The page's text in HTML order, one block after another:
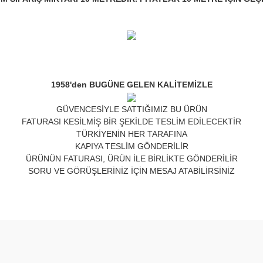
1958'den BUGÜNE GELEN KALİTEMİZLE
GÜVENCESİYLE SATTIĞIMIZ BU ÜRÜN
FATURASI KESİLMİŞ BİR ŞEKİLDE TESLİM EDİLECEKTİR
TÜRKİYENİN HER TARAFINA
KAPIYA TESLİM GÖNDERİLİR
ÜRÜNÜN FATURASI, ÜRÜN İLE BİRLİKTE GÖNDERİLİR
SORU VE GÖRÜŞLERİNİZ İÇİN MESAJ ATABİLİRSİNİZ